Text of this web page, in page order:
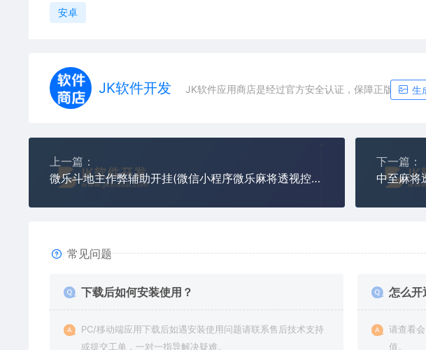
安卓
JK软件开发 JK软件应用商店是经过官方安全认证，保障正版软件平
生
上一篇：
微乐斗地主作弊辅助开挂(微信小程序微乐麻将透视控牌外挂)
下一篇：
中至麻将
常见问题
下载后如何安装使用？
PC/移动端应用下载后如遇安装使用问题请联系售后技术支持
或提交工单，一对一指导解决疑难。
怎么开
请查看
值。